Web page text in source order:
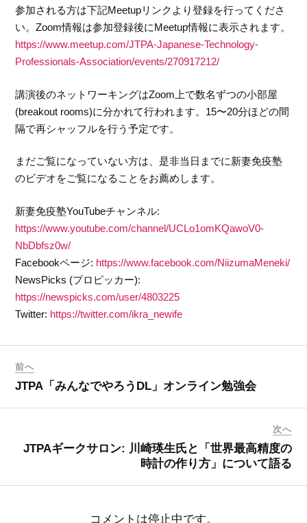
参加される方は下記Meetupリンクより登録を行ってくださ
い。Zoom情報は参加登録後にMeetup情報に表示されます。
https://www.meetup.com/JTPA-Japanese-Technology-
Professionals-Association/events/270917212/
講演後のネットワーキングはZoom上で数名ずつの小部屋
(breakout rooms)に分かれて行われます。15〜20分ほどの間
隔で再シャッフルを行う予定です。
まだご覧になっていない方は、是非当日までに新妻免疫塾
のビデオをご覧になることをお薦めします。
新妻免疫塾YouTubeチャンネル:
https://www.youtube.com/channel/UCLo1omKQawoV0-
NbDbfsz0w/
Facebookページ: https://www.facebook.com/NiizumaMeneki/
NewsPicks (プロピッカー):
https://newspicks.com/user/4803225
Twitter: https://twitter.com/ikra_newife
前へ
JTPA「みんなでやろうDL」オンライン勉強会
次へ
JTPAギークサロン: 川崎瑛生氏と「世界最高精度の
時計の作り方」について語る
コメントは停止中です。